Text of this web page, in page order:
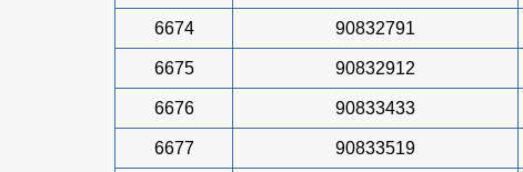
6674 90832791
6675 90832912
6676 90833433
6677 90833519